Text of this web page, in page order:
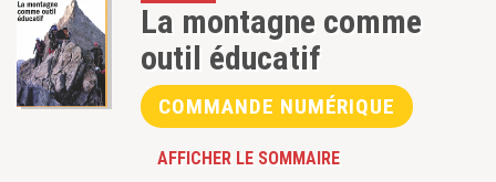
La montagne comme
outil éducatif
COMMANDE NUMÉRIQUE
AFFICHER LE SOMMAIRE